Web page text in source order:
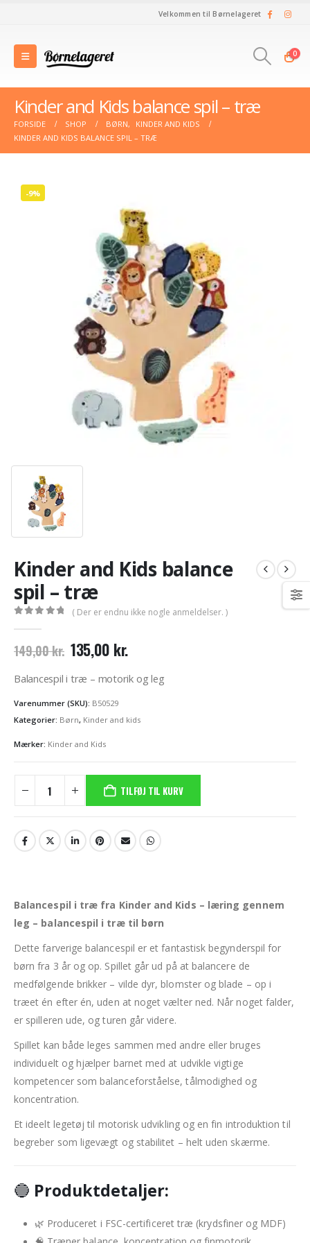
Velkommen til Børnelageret
0
Kinder and Kids balance spil – træ
FORSIDE SHOP BØRN,
KINDER AND KIDS
KINDER AND KIDS BALANCE SPIL – TRÆ
-9%
Kinder and Kids balance
spil – træ
( Der er endnu ikke nogle anmeldelser. )
149,00kr. Den
oprindelige
pris
149,00 kr..
135,00 kr.Den
aktuelle
pris
Balancespil i træ – motorik og leg
Varenummer (SKU): B50529
Kategorier: Børn, Kinder and kids
Mærker: Kinder and Kids
TILFØJ TIL KURV
Balancespil i træ fra Kinder and Kids – læring gennem
leg – balancespil i træ til børn
Dette farverige balancespil er et fantastisk begynderspil for
børn fra 3 år og op. Spillet går ud på at balancere de
medfølgende brikker – vilde dyr, blomster og blade – op i
træet én efter én, uden at noget vælter ned. Når noget falder,
er spilleren ude, og turen går videre.
Spillet kan både leges sammen med andre eller bruges
individuelt og hjælper barnet med at udvikle vigtige
kompetencer som balanceforståelse, tålmodighed og
koncentration.
Et ideelt legetøj til motorisk udvikling og en fin introduktion til
begreber som ligevægt og stabilitet – helt uden skærme.
🔵 Produktdetaljer:
🌿 Produceret i FSC-certificeret træ (krydsfiner og MDF)